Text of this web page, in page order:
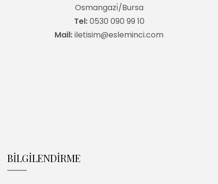
Osmangazi̇/Bursa
Tel:0530 090 99 10
Mail:iletisim@esleminci.com
BİLGİLENDİRME